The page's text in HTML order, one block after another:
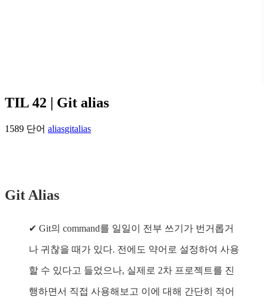
TIL 42 | Git alias
1589 단어 aliasgitalias
Git Alias
✔ Git의 command를 일일이 전부 쓰기가 번거롭거
나 귀찮을 때가 있다. 전에도 약어로 설정하여 사용
할 수 있다고 들었으나, 실제로 2차 프로젝트를 진
행하면서 직접 사용해보고 이에 대해 간단히 적어